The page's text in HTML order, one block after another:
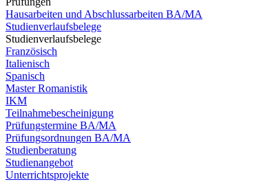
Hausarbeiten und Abschlussarbeiten BA/MA
Studienverlaufsbelege
Studienverlaufsbelege
Französisch
Italienisch
Spanisch
Master Romanistik
IKM
Teilnahmebescheinigung
Prüfungstermine BA/MA
Prüfungsordnungen BA/MA
Studienberatung
Studienangebot
Unterrichtsprojekte